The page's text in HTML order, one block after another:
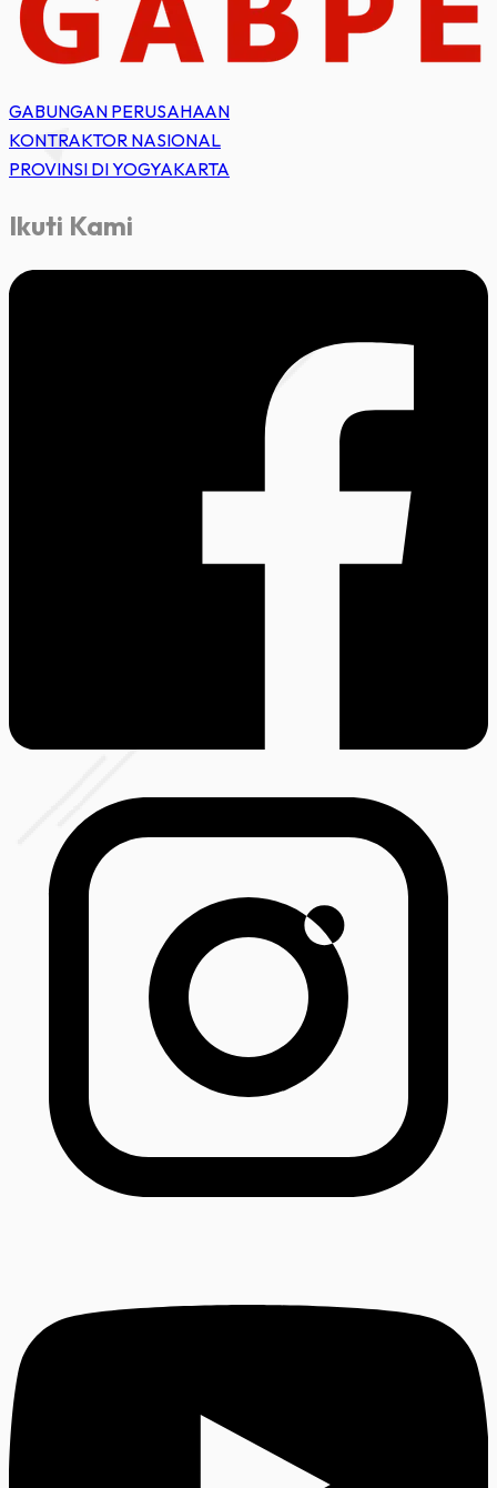
GABUNGAN PERUSAHAAN
KONTRAKTOR NASIONAL
PROVINSI DI YOGYAKARTA
Ikuti Kami